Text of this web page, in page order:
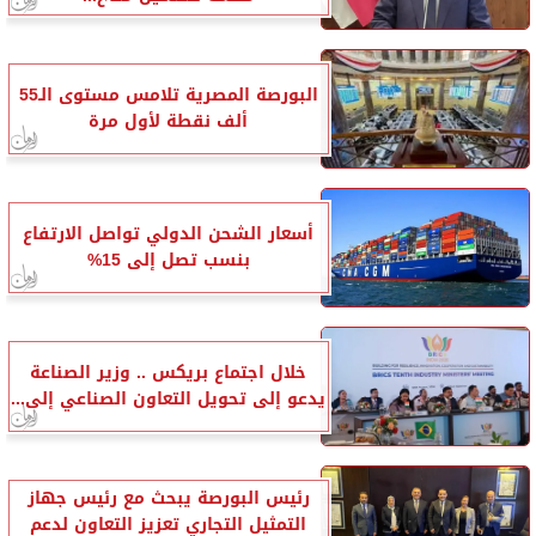
البورصة المصرية تلامس مستوى الـ55
ألف نقطة لأول مرة
أسعار الشحن الدولي تواصل الارتفاع
بنسب تصل إلى 15%
خلال اجتماع بريكس .. وزير الصناعة
يدعو إلى تحويل التعاون الصناعي إلى...
رئيس البورصة يبحث مع رئيس جهاز
التمثيل التجاري تعزيز التعاون لدعم